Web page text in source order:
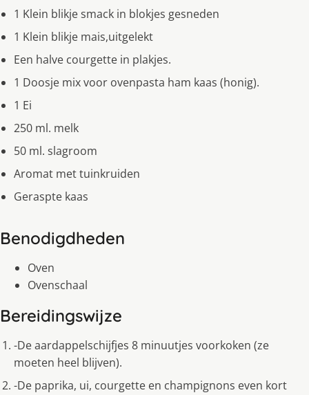
1 Klein blikje smack in blokjes gesneden
1 Klein blikje mais,uitgelekt
Een halve courgette in plakjes.
1 Doosje mix voor ovenpasta ham kaas (honig).
1 Ei
250 ml. melk
50 ml. slagroom
Aromat met tuinkruiden
Geraspte kaas
Benodigdheden
Oven
Ovenschaal
Bereidingswijze
-De aardappelschijfjes 8 minuutjes voorkoken (ze
moeten heel blijven).
-De paprika, ui, courgette en champignons even kort